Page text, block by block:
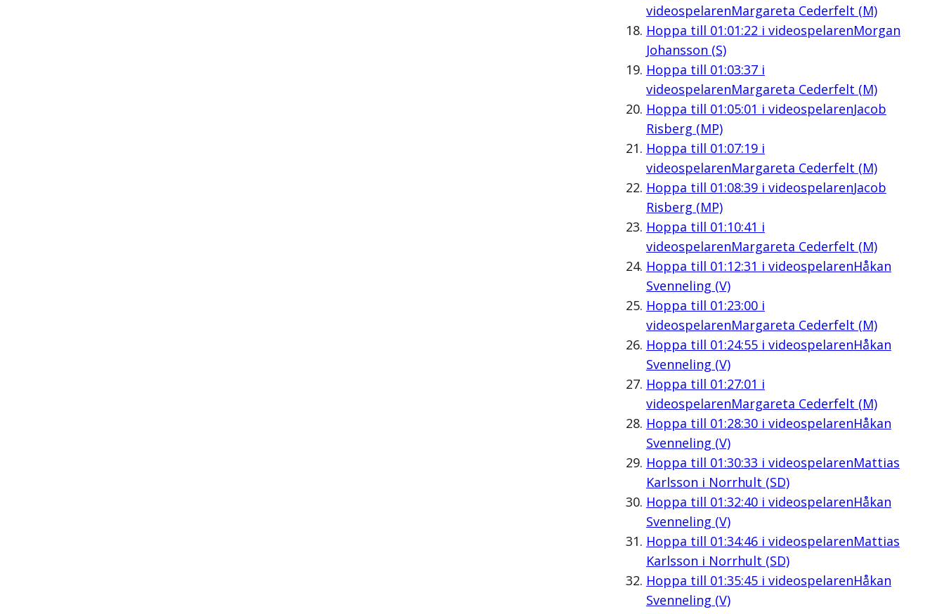
videospelarenMargareta Cederfelt (M)
Hoppa till 01:01:22 i videospelarenMorgan
Johansson (S)
Hoppa till 01:03:37i
videospelarenMargareta Cederfelt (M)
Hoppa till 01:05:01 i videospelarenJacob
Risberg (MP)
Hoppa till 01:07:19i
videospelarenMargareta Cederfelt (M)
Hoppa till 01:08:39i videospelarenJacob
Risberg (MP)
Hoppa till 01:10:41 i
videospelarenMargareta Cederfelt (M)
Hoppa till 01:12:31 i videospelarenHåkan
Svenneling (V)
Hoppa till 01:23:00i
videospelarenMargareta Cederfelt (M)
Hoppa till 01:24:55i videospelarenHåkan
Svenneling (V)
Hoppa till 01:27:01 i
videospelarenMargareta Cederfelt (M)
Hoppa till 01:28:30i videospelarenHåkan
Svenneling (V)
Hoppa till 01:30:33 i videospelarenMattias
Karlsson i Norrhult (SD)
Hoppa till 01:32:40i videospelarenHåkan
Svenneling (V)
Hoppa till 01:34:46i videospelarenMattias
Karlsson i Norrhult (SD)
Hoppa till 01:35:45i videospelarenHåkan
Svenneling (V)